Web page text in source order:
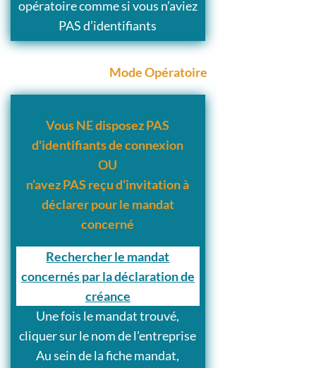
opératoire comme si vous n’aviez
PAS d’identifiants
Mode Opératoire
Vous NE disposez PAS
d'identifiants de connexion
OU
n’avez PAS reçu d’invitation à
déclarer pour le mandat
concerné
Rechercher le mandat
concernés par la déclaration de
créance
Une fois le mandat trouvé,
cliquer sur le nom de l'entreprise
Au sein de la fiche mandat,